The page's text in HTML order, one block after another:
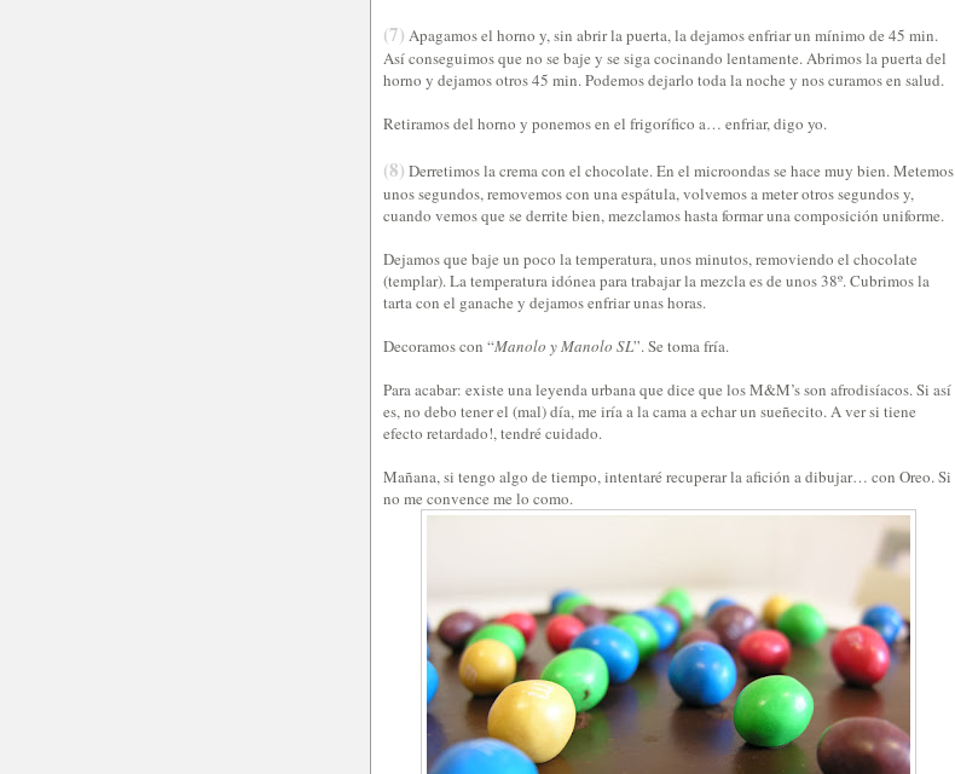
(7) Apagamos el horno y, sin abrir la puerta, la dejamos enfriar un mínimo de 45 min.
Así conseguimos que no se baje y se siga cocinando lentamente. Abrimos la puerta del
horno y dejamos otros 45 min. Podemos dejarlo toda la noche y nos curamos en salud.
Retiramos del horno y ponemos en el frigorífico a… enfriar, digo yo.
(8) Derretimos la crema con el chocolate. En el microondas se hace muy bien. Metemos
unos segundos, removemos con una espátula, volvemos a meter otros segundos y,
cuando vemos que se derrite bien, mezclamos hasta formar una composición uniforme.
Dejamos que baje un poco la temperatura, unos minutos, removiendo el chocolate
(templar). La temperatura idónea para trabajar la mezcla es de unos 38º. Cubrimos la
tarta con el ganache y dejamos enfriar unas horas.
Decoramos con “Manolo y Manolo SL”. Se toma fría.
Para acabar: existe una leyenda urbana que dice que los M&M’s son afrodisíacos. Si así
es, no debo tener el (mal) día, me iría a la cama a echar un sueñecito. A ver si tiene
efecto retardado!, tendré cuidado.
Mañana, si tengo algo de tiempo, intentaré recuperar la afición a dibujar… con Oreo. Si
no me convence me lo como.